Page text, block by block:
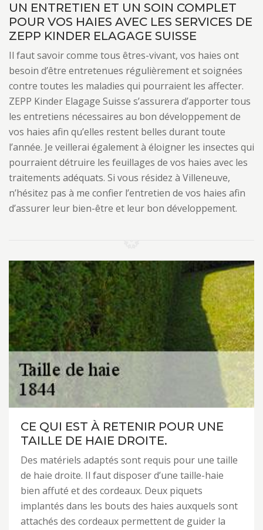
UN ENTRETIEN ET UN SOIN COMPLET
POUR VOS HAIES AVEC LES SERVICES DE
ZEPP KINDER ELAGAGE SUISSE
Il faut savoir comme tous êtres-vivant, vos haies ont
besoin d’être entretenues régulièrement et soignées
contre toutes les maladies qui pourraient les affecter.
ZEPP Kinder Elagage Suisse s’assurera d’apporter tous
les entretiens nécessaires au bon développement de
vos haies afin qu’elles restent belles durant toute
l’année. Je veillerai également à éloigner les insectes qui
pourraient détruire les feuillages de vos haies avec les
traitements adéquats. Si vous résidez à Villeneuve,
n’hésitez pas à me confier l’entretien de vos haies afin
d’assurer leur bien-être et leur bon développement.
CE QUI EST À RETENIR POUR UNE
TAILLE DE HAIE DROITE.
Des matériels adaptés sont requis pour une taille
de haie droite. Il faut disposer d’une taille-haie
bien affuté et des cordeaux. Deux piquets
implantés dans les bouts des haies auxquels sont
attachés des cordeaux permettent de guider la